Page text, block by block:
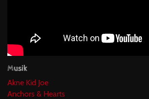
Musik
Akne Kid Joe
Anchors & Hearts